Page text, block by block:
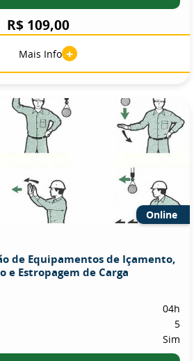
R$ 109,00
Mais Info +
Online
de Equipamentos de Içamento,
e Estropagem de Carga
04h
5
Sim